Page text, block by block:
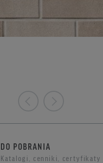
DO POBRANIA
Katalogi, cenniki, certyfikaty